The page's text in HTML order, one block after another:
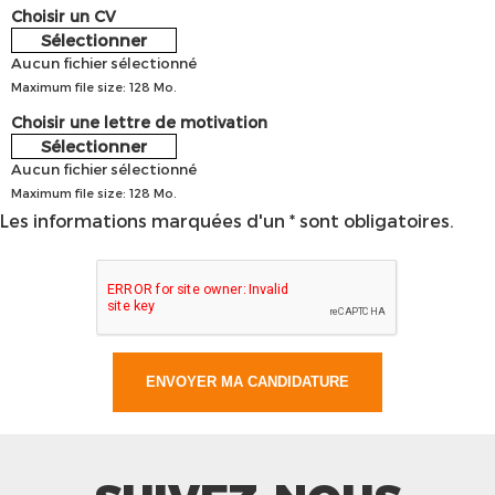
Choisir un CV
Sélectionner
Aucun fichier sélectionné
Maximum file size: 128 Mo.
Choisir une lettre de motivation
Sélectionner
Aucun fichier sélectionné
Maximum file size: 128 Mo.
Les informations marquées d'un * sont obligatoires.